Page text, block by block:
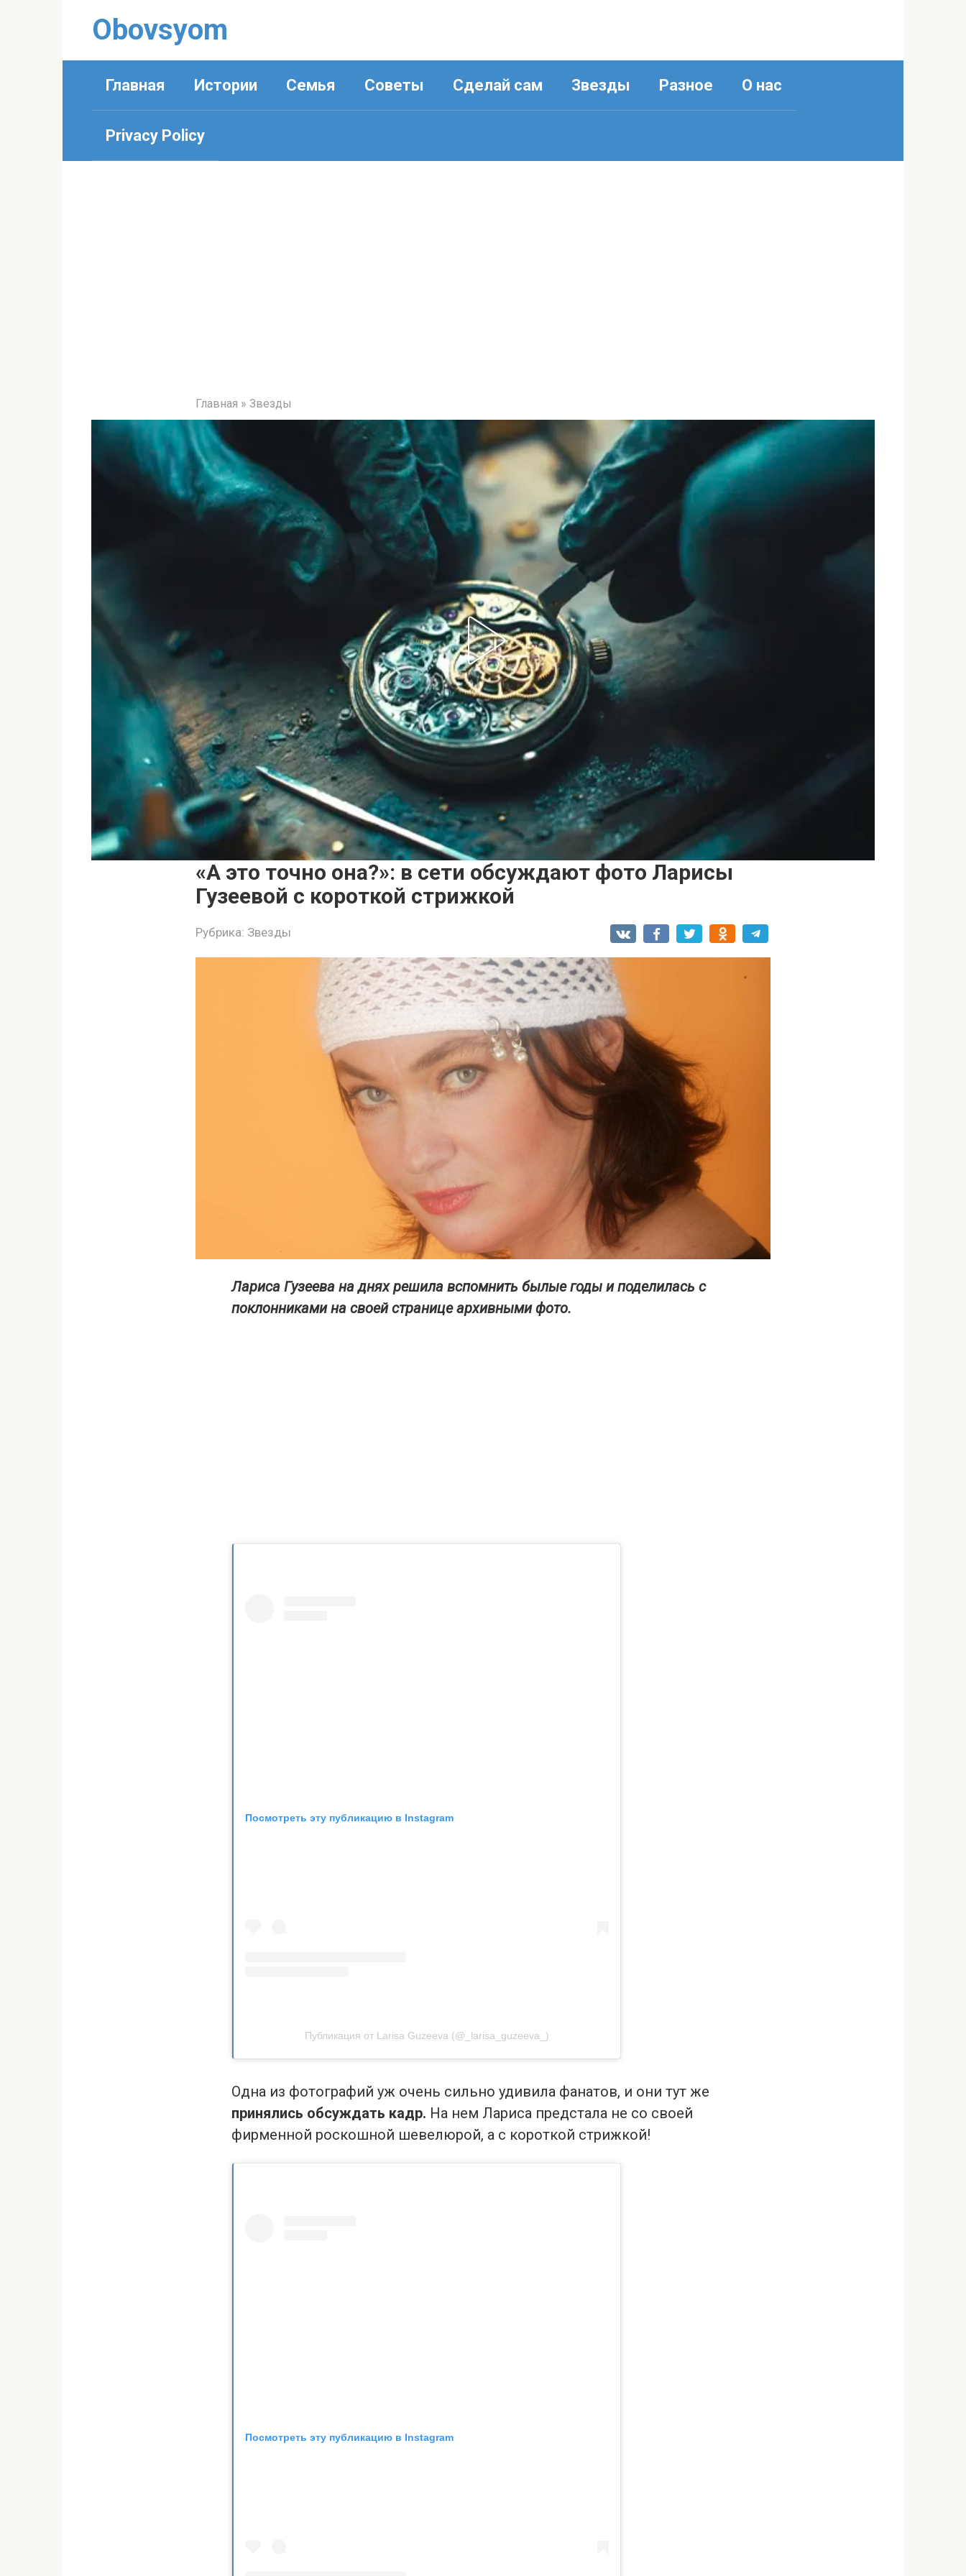
Obovsyom
Главная Истории Семья Советы Сделай сам Звезды Разное О нас
Privacy Policy
Главная » Звезды
«А это точно она?»: в сети обсуждают фото Ларисы
Гузеевой с короткой стрижкой
Рубрика: Звезды
Лариса Гузеева на днях решила вспомнить былые годы и поделилась с
поклонниками на своей странице архивными фото.
Посмотреть эту публикацию в Instagram
Публикация от Larisa Guzeeva (@_larisa_guzeeva_)
Одна из фотографий уж очень сильно удивила фанатов, и они тут же
принялись обсуждать кадр. На нем Лариса предстала не со своей
фирменной роскошной шевелюрой, а с короткой стрижкой!
Посмотреть эту публикацию в Instagram